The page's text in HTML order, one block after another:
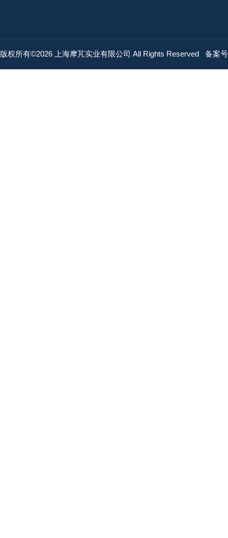
版权所有©2026 上海摩芃实业有限公司 All Rights Reserved 备案